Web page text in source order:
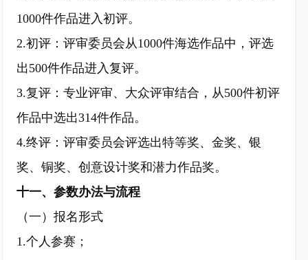
1000件作品进入初评。
2.初评：评审委员会从1000件海选作品中，评选
出500件作品进入复评。
3.复评：专业评审、大众评审结合，从500件初评
作品中选出314件作品。
4.终评：评审委员会评选出特等奖、金奖、银
奖、铜奖、创意设计奖和潜力作品奖。
十一、参数办法与流程
（一）报名形式
1.个人参赛；